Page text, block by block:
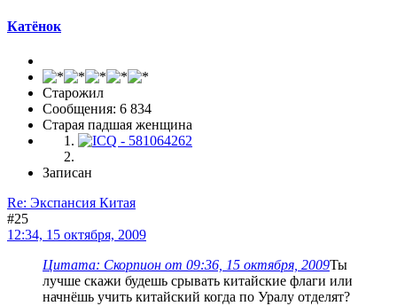
Катёнок
Старожил
Сообщения: 6 834
Старая падшая женщина
Записан
Re: Экспансия Китая
#25
12:34, 15 октября, 2009
Цитата: Скорпион от 09:36, 15 октября, 2009Ты
лучше скажи будешь срывать китайские флаги или
начнёшь учить китайский когда по Уралу отделят?